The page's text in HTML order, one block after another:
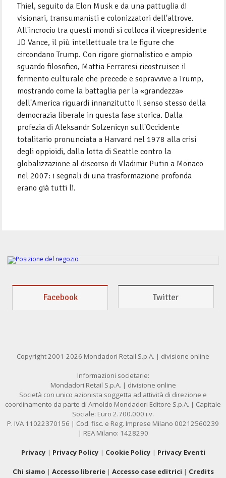
Thiel, seguito da Elon Musk e da una pattuglia di
visionari, transumanisti e colonizzatori dell'altrove.
All'incrocio tra questi mondi si colloca il vicepresidente
JD Vance, il più intellettuale tra le figure che
circondano Trump. Con rigore giornalistico e ampio
sguardo filosofico, Mattia Ferraresi ricostruisce il
fermento culturale che precede e sopravvive a Trump,
mostrando come la battaglia per la «grandezza»
dell'America riguardi innanzitutto il senso stesso della
democrazia liberale in questa fase storica. Dalla
profezia di Aleksandr Solzenicyn sull'Occidente
totalitario pronunciata a Harvard nel 1978 alla crisi
degli oppioidi, dalla lotta di Seattle contro la
globalizzazione al discorso di Vladimir Putin a Monaco
nel 2007: i segnali di una trasformazione profonda
erano già tutti lì.
Facebook Twitter
Copyright 2001-2026 Mondadori Retail S.p.A. | divisione online
Informazioni societarie:
Mondadori Retail S.p.A. | divisione online
Società con unico azionista soggetta ad attività di direzione e
coordinamento da parte di Arnoldo Mondadori Editore S.p.A. | Capitale
Sociale: Euro 2.700.000 i.v.
P. IVA 11022370156 | Cod. fisc. e Reg. Imprese Milano 00212560239
| REA Milano: 1428290
Privacy | Privacy Policy | Cookie Policy | Privacy Eventi
Chi siamo | Accesso librerie| Accesso case editrici | Credits